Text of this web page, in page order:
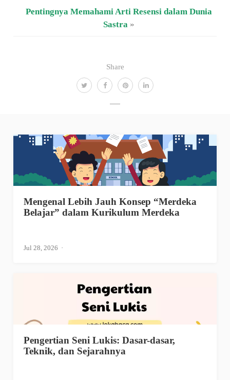
Share
Pentingnya Memahami Arti Resensi dalam Dunia
Sastra »
Mengenal Lebih Jauh Konsep “Merdeka
Belajar” dalam Kurikulum Merdeka
Jul 28, 2026
Pengertian Seni Lukis: Dasar-dasar,
Teknik, dan Sejarahnya